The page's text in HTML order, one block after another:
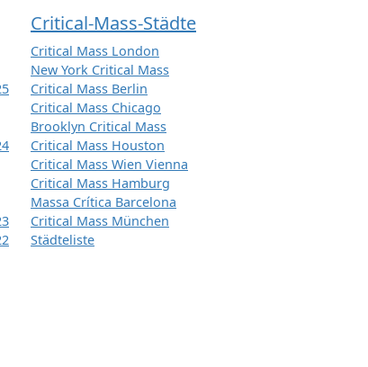
Critical-Mass-Städte
Critical Mass London
New York Critical Mass
Critical Mass Berlin
Critical Mass Chicago
Brooklyn Critical Mass
Critical Mass Houston
Critical Mass Wien Vienna
Critical Mass Hamburg
Massa Crítica Barcelona
Critical Mass München
Städteliste